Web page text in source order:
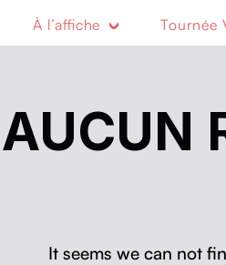
À l’affiche
AUCUN
It seems we can not